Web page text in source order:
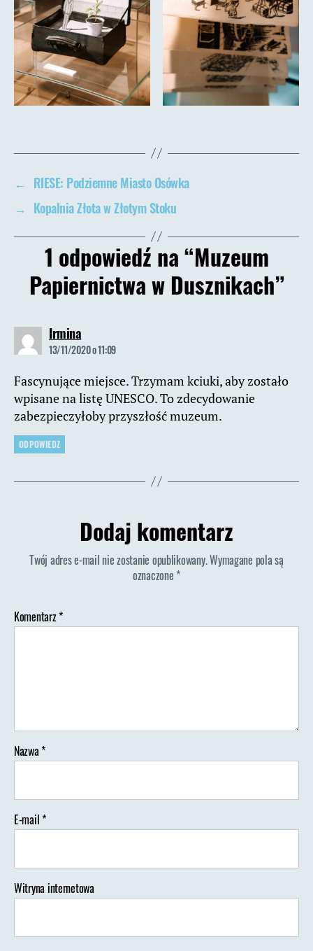
← RIESE: Podziemne Miasto Osówka
→ Kopalnia Złota w Złotym Stoku
1 odpowiedź na “Muzeum
Papiernictwa w Dusznikach”
Irminakomentarz:
13/11/2020 o 11:09
Fascynujące miejsce. Trzymam kciuki, aby zostało
wpisane na listę UNESCO. To zdecydowanie
zabezpieczyłoby przyszłość muzeum.
ODPOWIEDZ
Dodaj komentarz
Twój adres e-mail nie zostanie opublikowany.Wymagane pola są
oznaczone *
Komentarz*
Nazwa*
E-mail*
Witryna internetowa